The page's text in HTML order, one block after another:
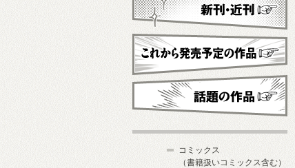
新刊・近刊
これから発売予定
コミックス
（書籍扱いコミックス含む）